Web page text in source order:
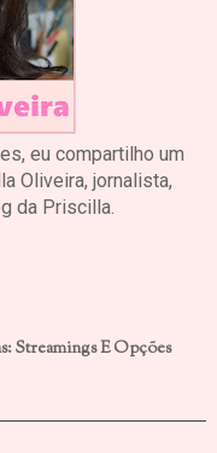
eu compartilho um
Oliveira, jornalista,
da Priscilla.
Streamings E Opções